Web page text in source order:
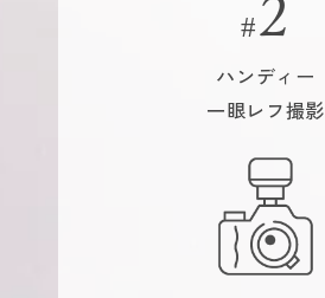
ハンディー
一眼レフ撮影